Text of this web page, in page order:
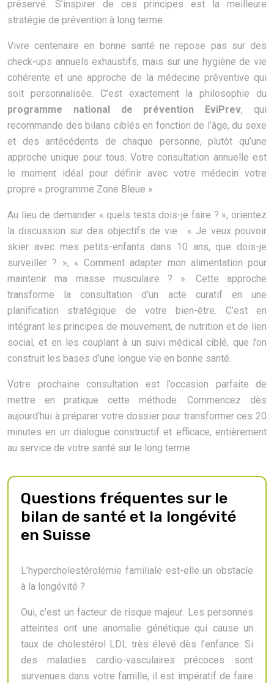
préservé. S’inspirer de ces principes est la meilleure
stratégie de prévention à long terme.
Vivre centenaire en bonne santé ne repose pas sur des
check-ups annuels exhaustifs, mais sur une hygiène de vie
cohérente et une approche de la médecine préventive qui
soit personnalisée. C’est exactement la philosophie du
programme national de prévention EviPrev, qui
recommande des bilans ciblés en fonction de l’âge, du sexe
et des antécédents de chaque personne, plutôt qu’une
approche unique pour tous. Votre consultation annuelle est
le moment idéal pour définir avec votre médecin votre
propre « programme Zone Bleue ».
Au lieu de demander « quels tests dois-je faire ? », orientez
la discussion sur des objectifs de vie : « Je veux pouvoir
skier avec mes petits-enfants dans 10 ans, que dois-je
surveiller ? », « Comment adapter mon alimentation pour
maintenir ma masse musculaire ? ». Cette approche
transforme la consultation d’un acte curatif en une
planification stratégique de votre bien-être. C’est en
intégrant les principes de mouvement, de nutrition et de lien
social, et en les couplant à un suivi médical ciblé, que l’on
construit les bases d’une longue vie en bonne santé.
Votre prochaine consultation est l’occasion parfaite de
mettre en pratique cette méthode. Commencez dès
aujourd’hui à préparer votre dossier pour transformer ces 20
minutes en un dialogue constructif et efficace, entièrement
au service de votre santé sur le long terme.
Questions fréquentes sur le
bilan de santé et la longévité
en Suisse
L’hypercholestérolémie familiale est-elle un obstacle
à la longévité ?
Oui, c’est un facteur de risque majeur. Les personnes
atteintes ont une anomalie génétique qui cause un
taux de cholestérol LDL très élevé dès l’enfance. Si
des maladies cardio-vasculaires précoces sont
survenues dans votre famille, il est impératif de faire